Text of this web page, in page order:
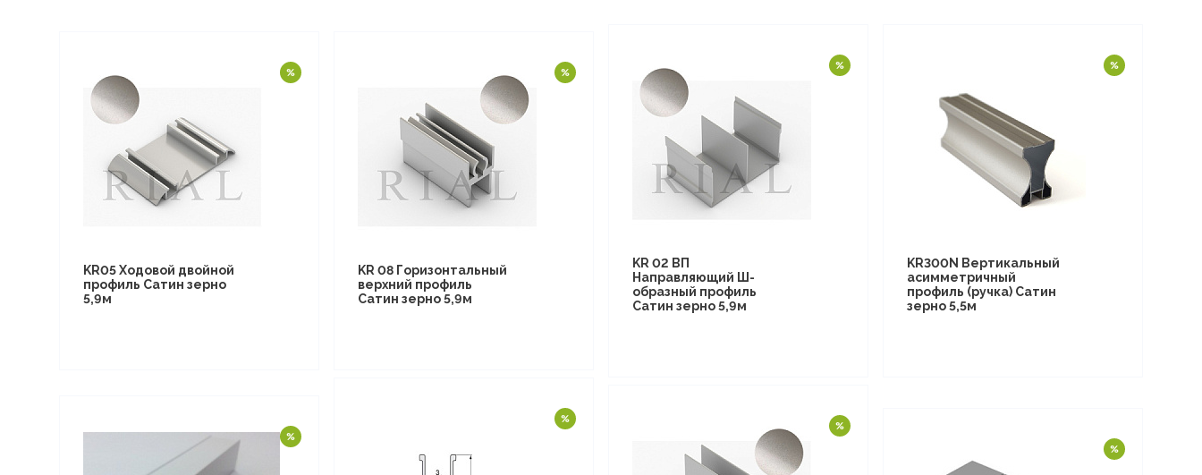
KR05 Ходовой двойной
профиль Сатин зерно
5,9м
KR 08 Горизонтальный
верхний профиль
Сатин зерно 5,9м
KR 02 ВП
Направляющий Ш-
образный профиль
Сатин зерно 5,9м
KR300N Вертикальный
асимметричный
профиль (ручка) Сатин
зерно 5,5м